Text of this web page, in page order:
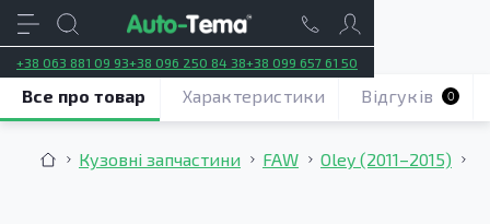
+38 063 881 09 93+38 096 250 84 38+38 099 657 61 50
Кузовні запчастини FAW Oley (2011–2015)
Все про товар Характеристики Відгуків 0